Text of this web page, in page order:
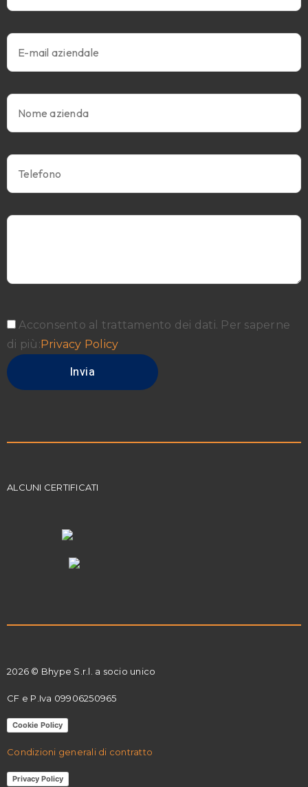
Acconsento al trattamento dei dati. Per saperne
di più:Privacy Policy
ALCUNI CERTIFICATI
2026 © Bhype S.r.l. a socio unico
CF e P.Iva 09906250965
Cookie Policy
Condizioni generali di contratto
Privacy Policy